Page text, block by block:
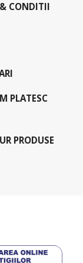
CONDITII
PLATESC
PRODUSE